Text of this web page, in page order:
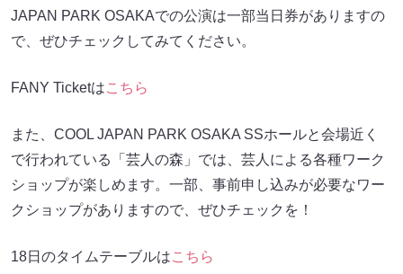
JAPAN PARK OSAKAでの公演は一部当日券がありますの
で、ぜひチェックしてみてください。
FANY Ticketはこちら
また、COOL JAPAN PARK OSAKA SSホールと会場近く
で行われている「芸人の森」では、芸人による各種ワーク
ショップが楽しめます。一部、事前申し込みが必要なワー
クショップがありますので、ぜひチェックを！
18日のタイムテーブルはこちら